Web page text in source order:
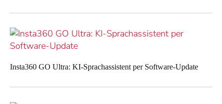
Insta360 GO Ultra: KI-Sprachassistent per Software-Update